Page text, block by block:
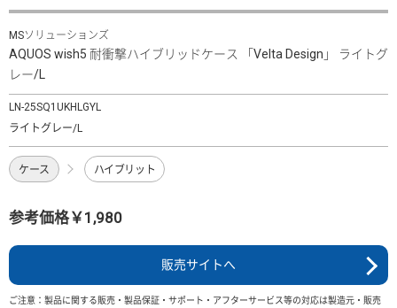
MSソリューションズ
AQUOS wish5 耐衝撃ハイブリッドケース 「Velta Design」 ライトグ
レー/L
LN-25SQ1UKHLGYL
ライトグレー/L
ケース ハイブリット
参考価格￥1,980
販売サイトへ
ご注意：製品に関する販売・製品保証・サポート・アフターサービス等の対応は製造元・販売